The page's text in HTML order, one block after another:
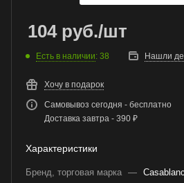
104руб./шт
Есть в наличии: 38 Нашли
Хочу в подарок
Самовывоз сегодня - бесплатно
Доставка завтра - 390 ₽
Характеристики
Бренд, торговая марка —